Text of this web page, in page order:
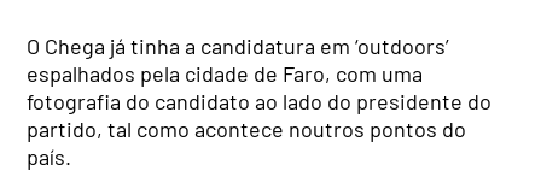
O Chega já tinha a candidatura em ‘outdoors’
espalhados pela cidade de Faro, com uma
fotografia do candidato ao lado do presidente do
partido, tal como acontece noutros pontos do
país.